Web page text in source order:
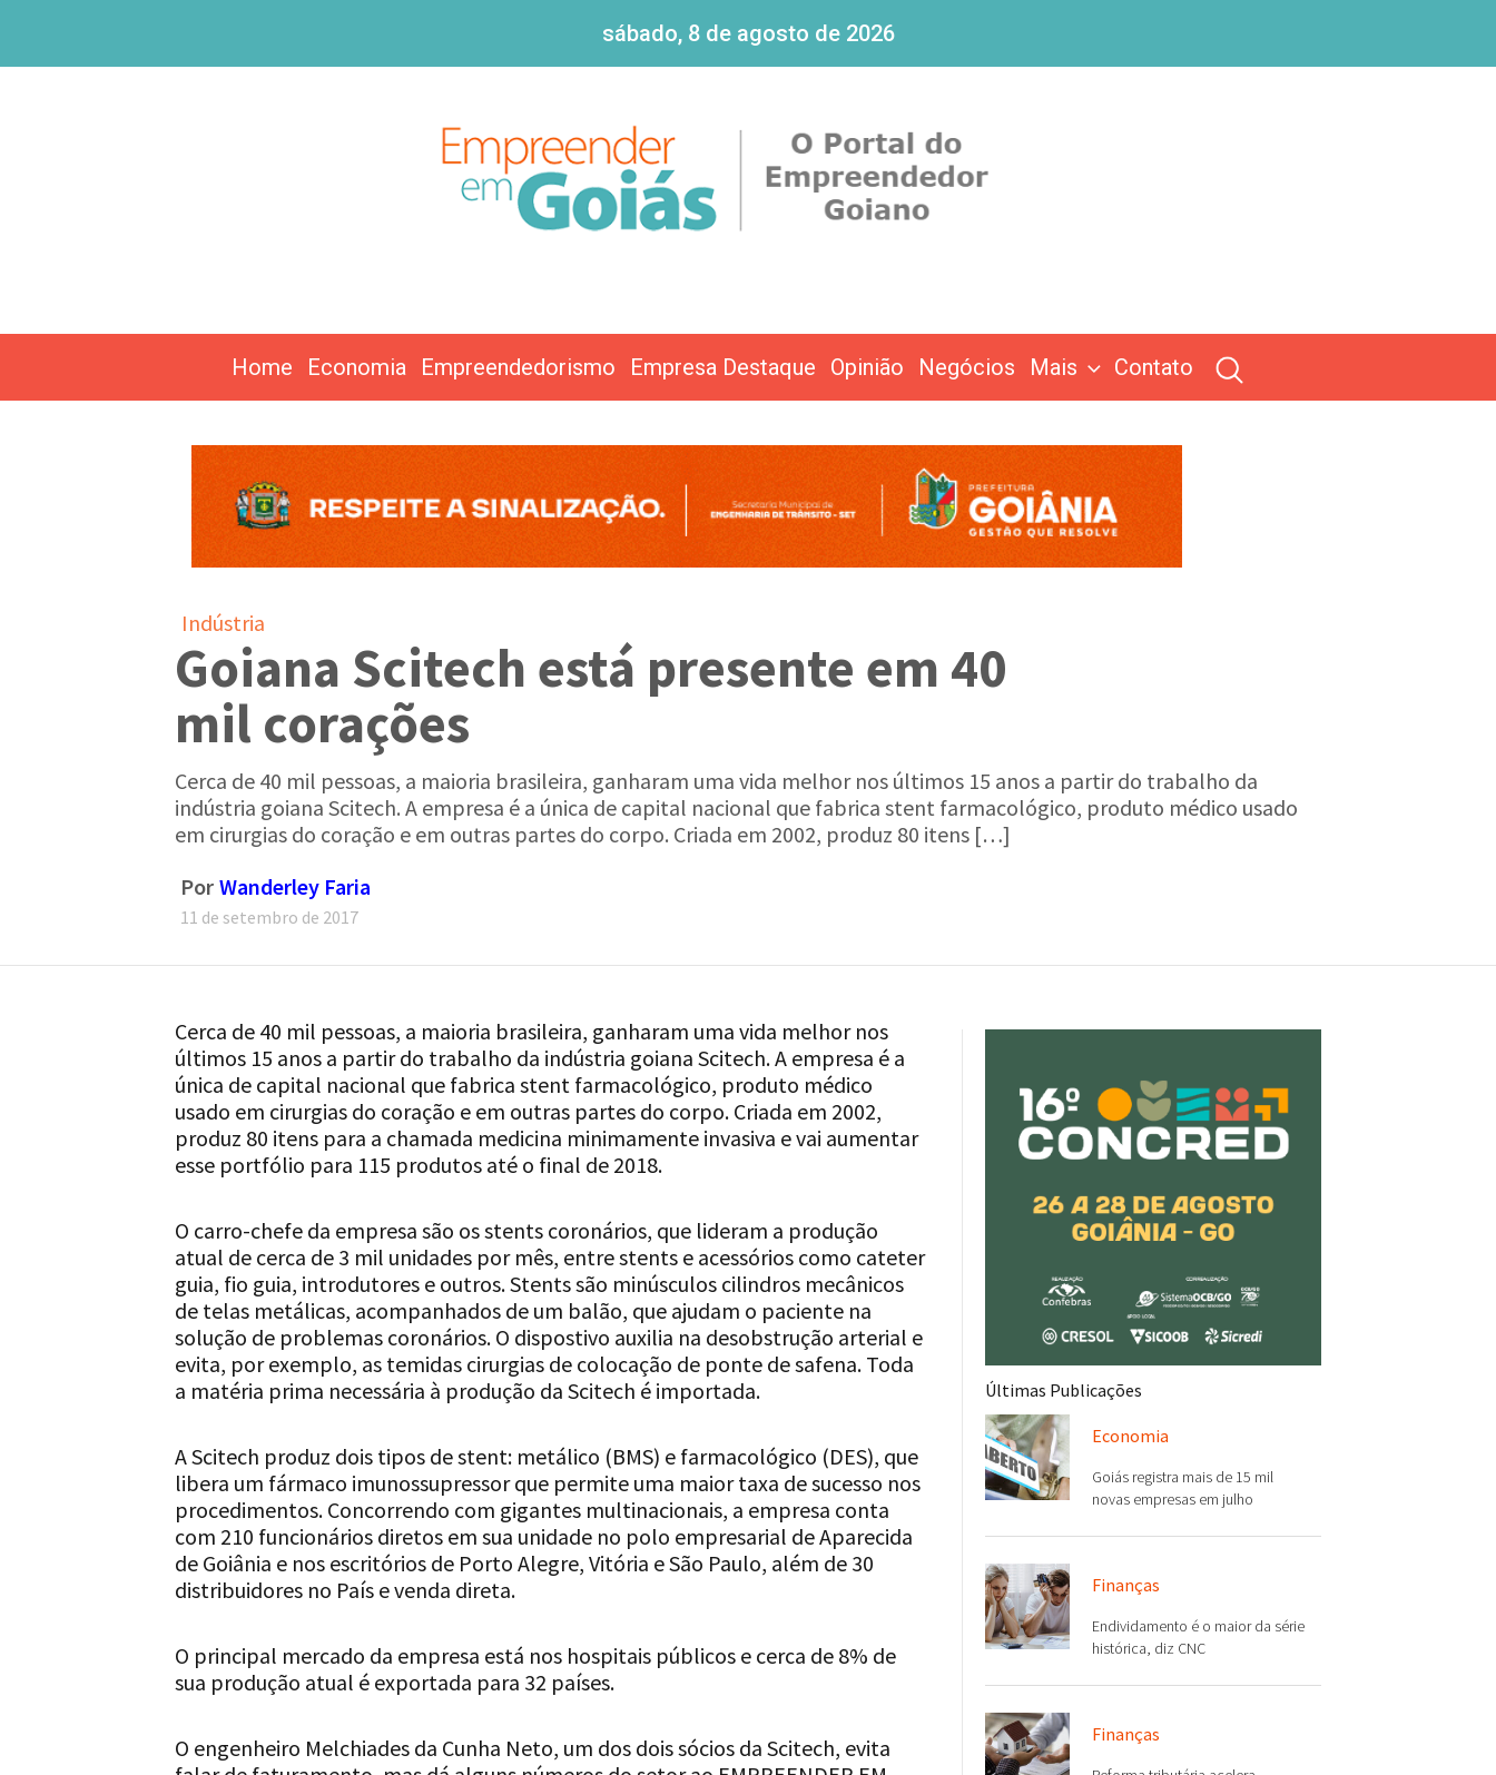
sábado, 8 de agosto de 2026
Home Economia Empreendedorismo Empresa Destaque Opinião Negócios Mais Contato
Indústria
Goiana Scitech está presente em 40
mil corações
Cerca de 40 mil pessoas, a maioria brasileira, ganharam uma vida melhor nos últimos 15 anos a partir do trabalho da
indústria goiana Scitech. A empresa é a única de capital nacional que fabrica stent farmacológico, produto médico usado
em cirurgias do coração e em outras partes do corpo. Criada em 2002, produz 80 itens […]
Por Wanderley Faria
11 de setembro de 2017
Cerca de 40 mil pessoas, a maioria brasileira, ganharam uma vida melhor nos
últimos 15 anos a partir do trabalho da indústria goiana Scitech. A empresa é a
única de capital nacional que fabrica stent farmacológico, produto médico
usado em cirurgias do coração e em outras partes do corpo. Criada em 2002,
produz 80 itens para a chamada medicina minimamente invasiva e vai aumentar
esse portfólio para 115 produtos até o final de 2018.
O carro-chefe da empresa são os stents coronários, que lideram a produção
atual de cerca de 3 mil unidades por mês, entre stents e acessórios como cateter
guia, fio guia, introdutores e outros. Stents são minúsculos cilindros mecânicos
de telas metálicas, acompanhados de um balão, que ajudam o paciente na
solução de problemas coronários. O dispostivo auxilia na desobstrução arterial e
evita, por exemplo, as temidas cirurgias de colocação de ponte de safena. Toda
a matéria prima necessária à produção da Scitech é importada.
A Scitech produz dois tipos de stent: metálico (BMS) e farmacológico (DES), que
libera um fármaco imunossupressor que permite uma maior taxa de sucesso nos
procedimentos. Concorrendo com gigantes multinacionais, a empresa conta
com 210 funcionários diretos em sua unidade no polo empresarial de Aparecida
de Goiânia e nos escritórios de Porto Alegre, Vitória e São Paulo, além de 30
distribuidores no País e venda direta.
O principal mercado da empresa está nos hospitais públicos e cerca de 8% de
sua produção atual é exportada para 32 países.
O engenheiro Melchiades da Cunha Neto, um dos dois sócios da Scitech, evita
Últimas Publicações
Economia
Goiás registra mais de 15 mil
novas empresas em julho
Finanças
Endividamento é o maior da série
histórica, diz CNC
Finanças